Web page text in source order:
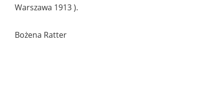
Warszawa 1913 ).
Bożena Ratter